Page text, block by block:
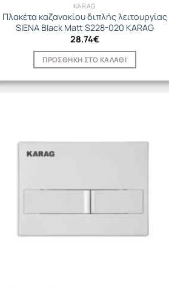
KARAG
Πλακέτα καζανακίου διπλής λειτουργίας
SIENA Black Matt S228-020 KARAG
28.74€
ΠΡΟΣΘΉΚΗ ΣΤΟ ΚΑΛΆΘΙ